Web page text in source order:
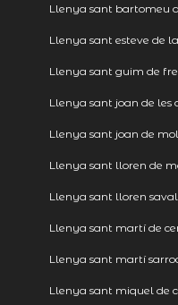
Llenya sant bartomeu
Llenya sant esteve de
Llenya sant guim de
Llenya sant joan de les
Llenya sant joan de
Llenya sant lloren de
Llenya sant lloren
Llenya sant martí de
Llenya sant martí
Llenya sant miquel de